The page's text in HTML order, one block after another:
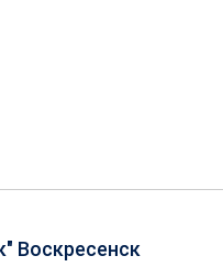
Воскресенск